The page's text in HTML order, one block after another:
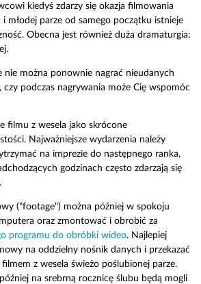
kiedyś zdarzy się okazja filmowania
młodej parze od samego początku istnieje
Obecna jest również duża dramaturgia:
nie można ponownie nagrać nieudanych
czy podczas nagrywania może Cię wspomóc
filmu z wesela jako skrócone
Najważniejsze wydarzenia należy
na imprezie do następnego ranka,
godzinach często zdarzają się
("footage") można później w spokoju
oraz zmontować i obrobić za
programu do obróbki wideo. Najlepiej
na oddzielny nośnik danych i przekazać
z wesela świeżo poślubionej parze.
na srebrną rocznicę ślubu będą mogli